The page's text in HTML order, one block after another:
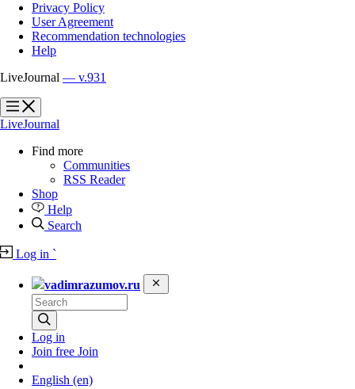
Privacy Policy
User Agreement
Recommendation technologies
Help
LiveJournal — v.931
?
?
LiveJournal
Find more
Communities
RSS Reader
Shop
Help
Search
Log in `
vadimrazumov.ru
Log in
Join free Join
English (en)